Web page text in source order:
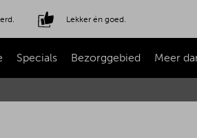
Lekker én goed.
Specials Bezorggebied Meer